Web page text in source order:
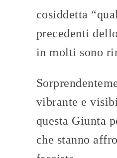
cosiddetta
precedenti
in molti sono
vibrante e
questa Giunta
che stanno